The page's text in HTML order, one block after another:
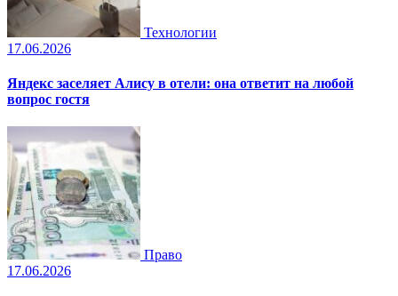
Технологии
17.06.2026
Яндекс заселяет Алису в отели: она ответит на любой
вопрос гостя
Право
17.06.2026